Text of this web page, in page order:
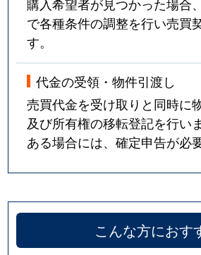
購入希望者が見つかった場合
で各種条件の調整を行い売買
す。
代金の受領・物件引渡し
売買代金を受け取りと同時に
及び所有権の移転登記を行い
ある場合には、確定申告が必
こんな方におす